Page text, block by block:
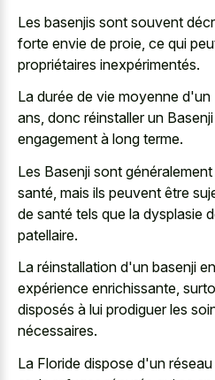
Les basenjis sont souvent
forte envie de proie, ce qui
propriétaires inexpérimentés.
La durée de vie moyenne d'un
ans, donc réinstaller un
engagement à long terme.
Les Basenji sont
santé, mais ils peuvent être
de santé tels que la dysplasie
patellaire.
La réinstallation d'un basenji
expérience enrichissante,
disposés à lui prodiguer les
nécessaires.
La Floride dispose d'un